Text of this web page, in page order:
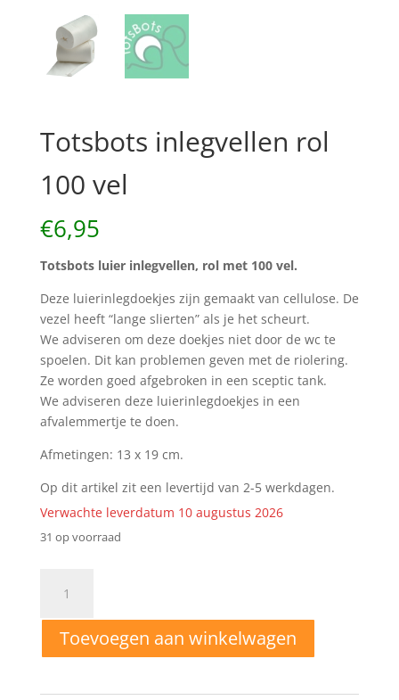
Totsbots inlegvellen rol
100 vel
€6,95
Totsbots luier inlegvellen, rol met 100 vel.
Deze luierinlegdoekjes zijn gemaakt van cellulose. De
vezel heeft “lange slierten” als je het scheurt.
We adviseren om deze doekjes niet door de wc te
spoelen. Dit kan problemen geven met de riolering.
Ze worden goed afgebroken in een sceptic tank.
We adviseren deze luierinlegdoekjes in een
afvalemmertje te doen.
Afmetingen: 13 x 19 cm.
Op dit artikel zit een levertijd van 2-5 werkdagen.
Verwachte leverdatum 10 augustus 2026
31 op voorraad
inlegvellen
rol
100
vel
Toevoegen aan winkelwagen